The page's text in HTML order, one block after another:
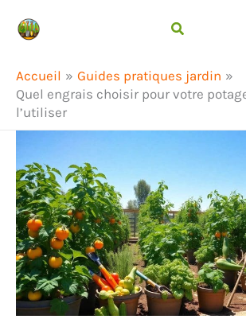
Accueil
Guides pratiques jardin
Quel engrais choisir pour votre
l’utiliser